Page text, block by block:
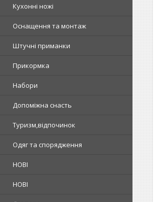
Кухонні ножі
Оснащення та монтаж
Штучні приманки
Прикормка
Набори
Допоміжна снасть
Туризм,відпочинок
Одяг та спорядження
НОВІ
НОВІ